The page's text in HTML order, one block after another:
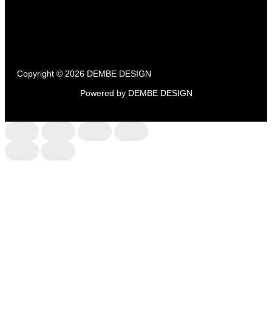
Copyright © 2026 DEMBE DESIGN
Powered by DEMBE DESIGN